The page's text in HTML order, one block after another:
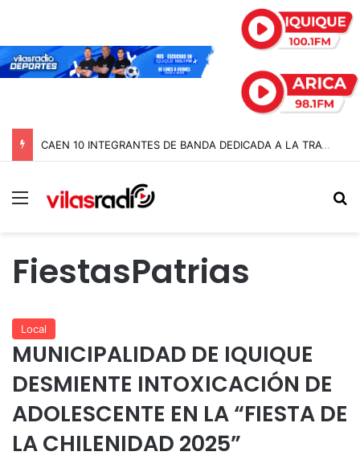
CAEN 10 INTEGRANTES DE BANDA DEDICADA A LA TRATA Y EXPLOTACIÓN SEXUAL DE MENORES EN TARAPACÁ
Menú
FiestasPatrias
Local
MUNICIPALIDAD DE IQUIQUE
DESMIENTE INTOXICACIÓN DE
ADOLESCENTE EN LA “FIESTA DE
LA CHILENIDAD 2025”